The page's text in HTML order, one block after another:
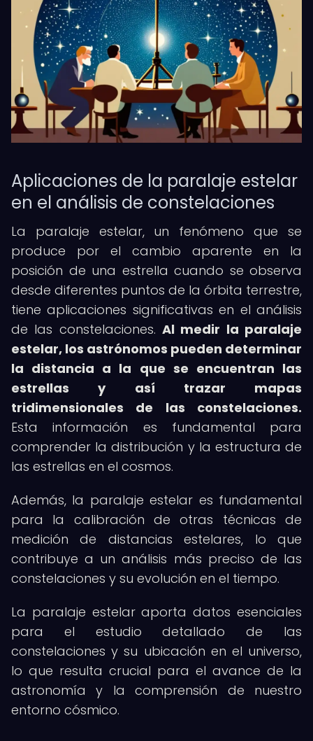
Aplicaciones de la paralaje estelar
en el análisis de constelaciones
La paralaje estelar, un fenómeno que se
produce por el cambio aparente en la
posición de una estrella cuando se observa
desde diferentes puntos de la órbita terrestre,
tiene aplicaciones significativas en el análisis
de las constelaciones. Al medir la paralaje
estelar, los astrónomos pueden determinar
la distancia a la que se encuentran las
estrellas y así trazar mapas
tridimensionales de las constelaciones.
Esta información es fundamental para
comprender la distribución y la estructura de
las estrellas en el cosmos.
Además, la paralaje estelar es fundamental
para la calibración de otras técnicas de
medición de distancias estelares, lo que
contribuye a un análisis más preciso de las
constelaciones y su evolución en el tiempo.
La paralaje estelar aporta datos esenciales
para el estudio detallado de las
constelaciones y su ubicación en el universo,
lo que resulta crucial para el avance de la
astronomía y la comprensión de nuestro
entorno cósmico.